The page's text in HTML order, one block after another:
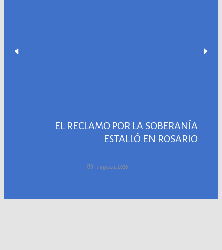
EL RECLAMO POR LA SOBERANÍA
ESTALLÓ EN ROSARIO
7 agosto, 2026